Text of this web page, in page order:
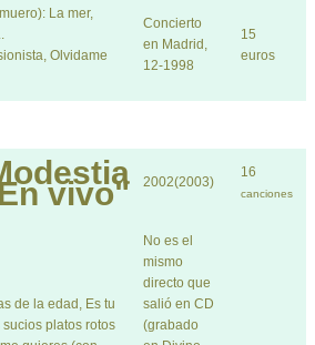
La mer,
Olvidame
Concierto
en Madrid,
12-1998
15
euros
vivo" 2002(2003)
16
canciones
de la edad, Es tu
platos rotos
No es el
mismo
directo que
salió en CD
(grabado